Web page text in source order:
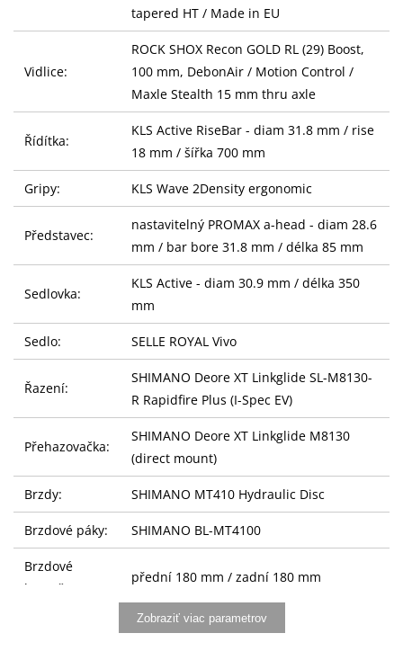
tapered HT / Made in EU
Vidlice:
ROCK SHOX Recon GOLD RL (29) Boost,
100 mm, DebonAir / Motion Control /
Maxle Stealth 15 mm thru axle
Řídítka:
KLS Active RiseBar - diam 31.8 mm / rise
18 mm / šířka 700 mm
Gripy: KLS Wave 2Density ergonomic
Představec:
nastavitelný PROMAX a-head - diam 28.6
mm / bar bore 31.8 mm / délka 85 mm
Sedlovka:
KLS Active - diam 30.9 mm / délka 350
mm
Sedlo: SELLE ROYAL Vivo
Řazení:
SHIMANO Deore XT Linkglide SL-M8130-
R Rapidfire Plus (I-Spec EV)
Přehazovačka:
SHIMANO Deore XT Linkglide M8130
(direct mount)
Brzdy: SHIMANO MT410 Hydraulic Disc
Brzdové páky: SHIMANO BL-MT4100
Brzdové
kotouče:
přední 180 mm / zadní 180 mm
SHIMANO Linkglide CS-LG600-11 (11-50T)
Zobraziť viac parametrov